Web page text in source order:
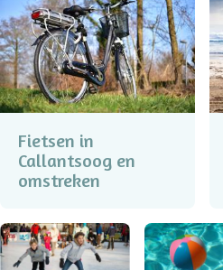
Fietsen in
Callantsoog en
omstreken